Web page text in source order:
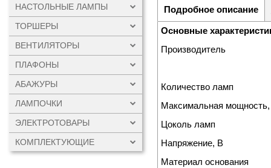
НАСТОЛЬНЫЕ ЛАМПЫ
ТОРШЕРЫ
ВЕНТИЛЯТОРЫ
ПЛАФОНЫ
АБАЖУРЫ
ЛАМПОЧКИ
ЭЛЕКТРОТОВАРЫ
КОМПЛЕКТУЮЩИЕ
Подробное описание
Основные
Производитель
Количество ламп
Максимальная
Цоколь ламп
Напряжение, В
Материал основания